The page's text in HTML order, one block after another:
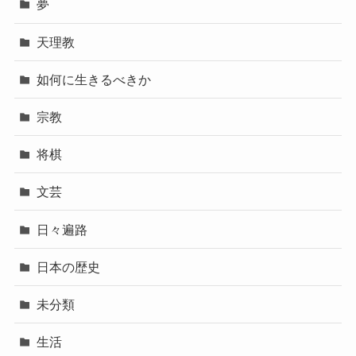
夢
天理教
如何に生きるべきか
宗教
将棋
文芸
日々遍路
日本の歴史
未分類
生活